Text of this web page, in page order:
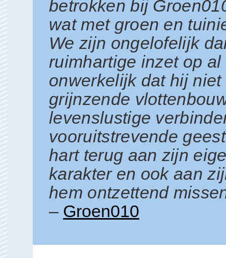
betrokken bij
wat met groen en
We zijn ongelofelijk
ruimhartige inzet op
onwerkelijk dat hij
grijnzende
levenslustige
vooruitstrevende
hart terug aan zijn
karakter en ook aan
hem ontzettend
– Groen010